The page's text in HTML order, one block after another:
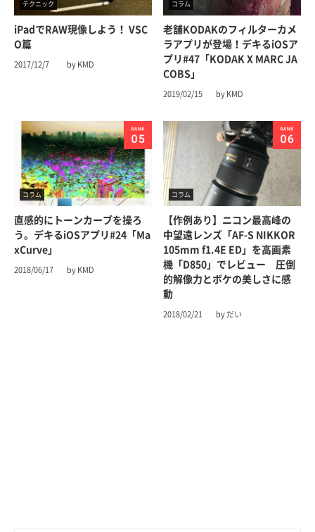
テクニック
iPadでRAW現像しよう！ VSC
O篇
2017/12/7 by KMD
コラム
老舗KODAKのフィルターカメ
ラアプリが登場！デキるiOSア
プリ#47「KODAK X MARC JA
COBS」
2019/02/15 by KMD
コラム
直感的にトーンカーブを操ろ
う。デキるiOSアプリ#24「Ma
xCurve」
2018/06/17 by KMD
コラム
【作例あり】ニコン最高峰の
中望遠レンズ「AF-S NIKKOR
105mm f1.4E ED」を高画素
機「D850」でレビュー 圧倒
的解像力とボケの美しさに感
動
2018/02/21 by だい